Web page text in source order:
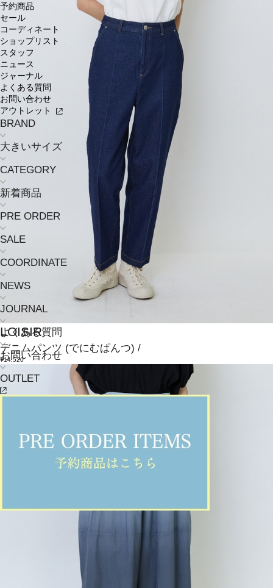
予約商品
セール
コーディネート
ショップリスト
スタッフ
ニュース
ジャーナル
よくある質問
お問い合わせ
アウトレット
BRAND
大きいサイズ
CATEGORY
新着商品
PRE ORDER
SALE
COORDINATE
NEWS
JOURNAL
よくある質問
お問い合わせ
OUTLET
LOISIR
デニムパンツ (でにむぱんつ) /
¥14,520